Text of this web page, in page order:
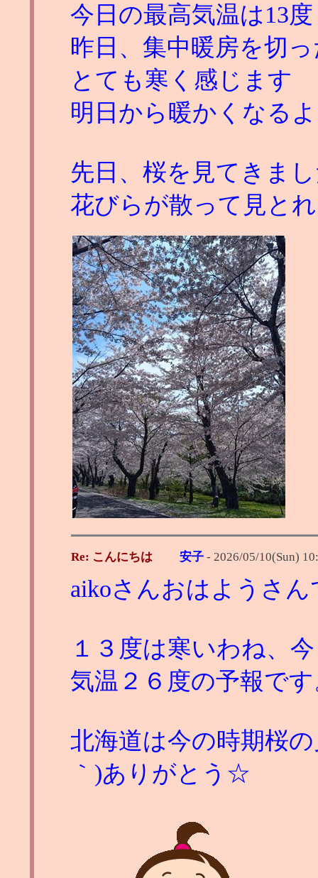
今日の最高気温は13度
昨日、集中暖房を切
とても寒く感じます
明日から暖かくなる
先日、桜を見てきま
花びらが散って見と
Re: こんにちは 安子 - 2026/05/10(Sun)
aikoさんおはようさん
１３度は寒いわね、
気温２６度の予報で
北海道は今の時期桜
｀)ありがとう☆